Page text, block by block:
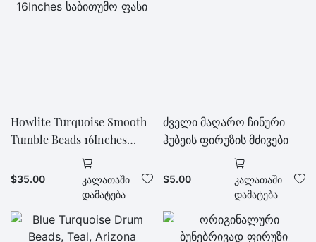
Howlite Turquoise Smooth
Tumble Beads 16Inches
საბითუმო ფასი
$35.00
Კალათაში
Დამატება
ძველი მაღარო ჩინური
ჰუბეის ფირუზის მძივები
$5.00
Კალათაში
Დამატება